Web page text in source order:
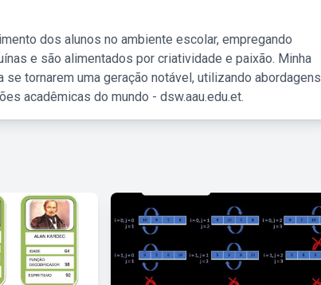
dos alunos no ambiente escolar, empregando
e são alimentados por criatividade e paixão. Minha
tornarem uma geração notável, utilizando abordagens
acadêmicas do mundo - dsw.aau.edu.et.